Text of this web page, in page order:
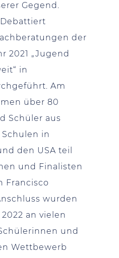
Gegend.
der
2021 „Jugend
in
Am
über 80
Schüler aus
Schulen in
den USA teil
und Finalisten
Francisco
wurden
an vielen
und
Wettbewerb